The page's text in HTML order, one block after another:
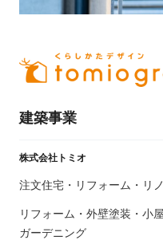
建築事業
株式会社トミオ
注文住宅・リフォーム・リ
リフォーム・外壁塗装・小
ガーデニング